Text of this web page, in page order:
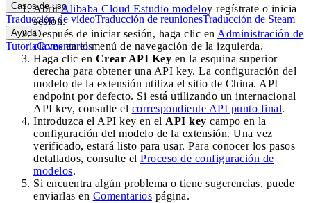
Casos de uso
Traducción de vídeoTraducción de reunionesTraducción de Steam
Ayuda
TutoríaComentarios
AbrirAlibaba Cloud Estudio modeloy regístrate o inicia
sesión.
Después de iniciar sesión, haga clic en Administración de
clavesen el menú de navegación de la izquierda.
Haga clic en Crear API Key en la esquina superior
derecha para obtener una API key. La configuración del
modelo de la extensión utiliza el sitio de China. API
endpoint por defecto. Si está utilizando un internacional
API key, consulte el correspondiente API punto final.
Introduzca el API key en el API key campo en la
configuración del modelo de la extensión. Una vez
verificado, estará listo para usar. Para conocer los pasos
detallados, consulte el Proceso de configuración de
modelos.
Si encuentra algún problema o tiene sugerencias, puede
enviarlas en Comentarios página.